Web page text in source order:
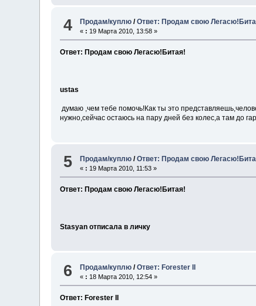
4 Продам/куплю /Ответ: Продам свою
« : 19 Марта 2010, 13:58 »
Ответ: Продам свою Легасю!Битая!
ustas
думаю ,чем тебе помочь!Как ты это
нужно,сейчас остаюсь на пару дней без колес,а там до
5 Продам/куплю /Ответ: Продам свою
« : 19 Марта 2010, 11:53 »
Ответ: Продам свою Легасю!Битая!
Stasyan отписала в личку
6 Продам/куплю /Ответ: Forester II
« : 18 Марта 2010, 12:54 »
Ответ: Forester II